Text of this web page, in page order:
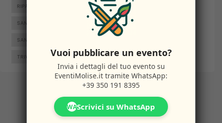
RIPALIMOSANI ROCCAMANDOLFI ROTELLO
SAN GIACOMO DEGLI SCHIAVONI SAN MASSIMO
SANTA CROCE DI MAGLIANO
TRIVENTO VENAFRO VINCHIATURO
AltriEventi
Vuoi pubblicare un evento?
Invia i dettagli del tuo evento su
EventiMolise.it tramite WhatsApp:
+39 350 191 8395
WAScrivici su WhatsApp